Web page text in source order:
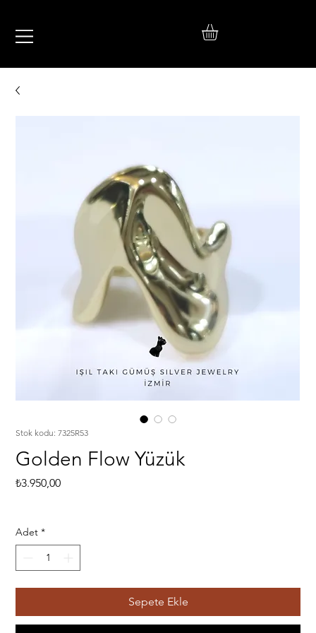
TAKI
Stok kodu: 7325R53
Golden Flow Yüzük
₺3.950,00Fiyat
Adet *
Sepete Ekle